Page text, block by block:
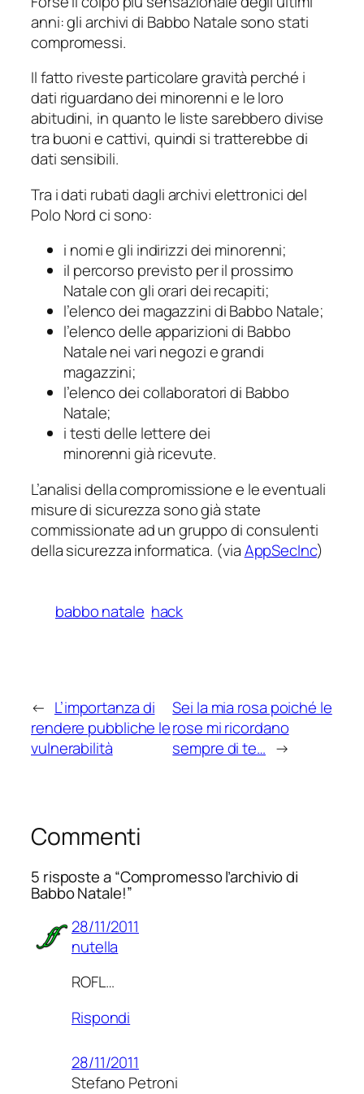
anni: gli archivi di Babbo Natale sono stati
compromessi.
Il fatto riveste particolare gravità perché i
dati riguardano dei minorenni e le loro
abitudini, in quanto le liste sarebbero divise
tra buoni e cattivi, quindi si tratterebbe di
dati sensibili.
Tra i dati rubati dagli archivi elettronici del
Polo Nord ci sono:
i nomi e gli indirizzi dei minorenni;
il percorso previsto per il prossimo
Natale con gli orari dei recapiti;
l’elenco dei magazzini di Babbo Natale;
l’elenco delle apparizioni di Babbo
Natale nei vari negozi e grandi
magazzini;
l’elenco dei collaboratori di Babbo
Natale;
i testi delle lettere dei
minorenni già ricevute.
L’analisi della compromissione e le eventuali
misure di sicurezza sono già state
commissionate ad un gruppo di consulenti
della sicurezza informatica. (viaAppSecInc)
babbo natale hack
← L’importanza di
rendere pubbliche le
vulnerabilità
Sei la mia rosa poiché le
rose mi ricordano
sempre di te… →
Commenti
5 risposte a “Compromesso l’archivio di
Babbo Natale!”
28/11/2011
nutella
ROFL…
Rispondi
28/11/2011
Stefano Petroni